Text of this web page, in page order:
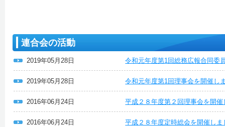
連合会の活動
2019年05月28日 令和元年度第1回総務広報合同委
2019年05月28日 令和元年度第1回理事会を開催し
2016年06月24日 平成２８年度第２回理事会を開催
2016年06月24日 平成２８年度定時総会を開催しま